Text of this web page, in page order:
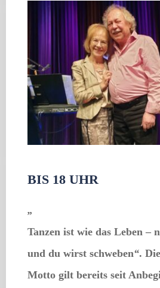
BIS 18 UHR
„
Tanzen ist wie das Leben –
und du wirst schweben“.
Motto gilt bereits seit